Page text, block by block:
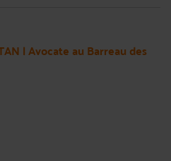
| Avocate au Barreau des